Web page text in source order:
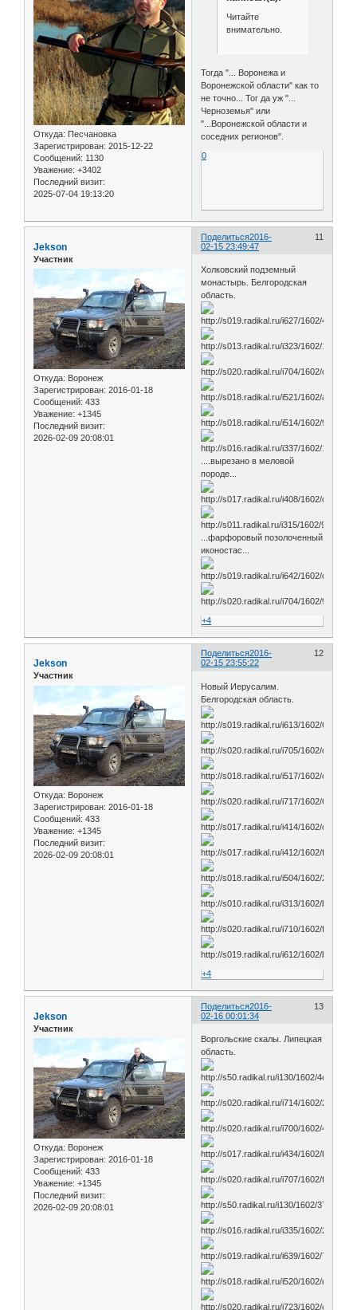
Откуда: Песчановка
Зарегистрирован: 2015-12-22
Сообщений: 1130
Уважение: +3402
Последний визит:
2025-07-04 19:13:20
Читайте
внимательно.
Тогда "... Воронежа и
Воронежской области" как то
не точно... Тог да уж "...
Черноземья" или
"...Воронежской области и
соседних регионов".
0
Поделиться 11
2016-
02-15 23:49:47
Jekson
Участник
Откуда: Воронеж
Зарегистрирован: 2016-01-18
Сообщений: 433
Уважение: +1345
Последний визит:
2026-02-09 20:08:01
Холковский подземный
монастырь. Белгородская
область.
....вырезано в меловой
породе...
...фарфоровый позолоченный
иконостас...
+4
Поделиться 12
2016-
02-15 23:55:22
Jekson
Участник
Откуда: Воронеж
Зарегистрирован: 2016-01-18
Сообщений: 433
Уважение: +1345
Последний визит:
2026-02-09 20:08:01
Новый Иерусалим.
Белгородская область.
+4
Поделиться 13
2016-
02-16 00:01:34
Jekson
Участник
Откуда: Воронеж
Зарегистрирован: 2016-01-18
Сообщений: 433
Уважение: +1345
Последний визит:
2026-02-09 20:08:01
Воргольские скалы. Липецкая
область.